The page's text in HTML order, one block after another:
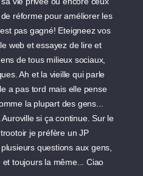
réforme pour améliorer les
pas gagné! Eteigneez vos
web et essayez de lire et
de tous milieux sociaux,
Ah et la vieille qui parle
a pas tord mais elle pense
la plupart des gens...
si ça continue. Sur le
je préfère un JP
questions aux gens,
toujours la même... Ciao